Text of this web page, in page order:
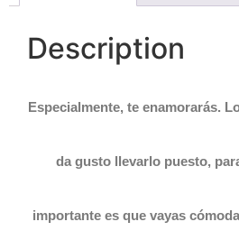
Description
Especialmente, te enamorarás.
da gusto llevarlo puesto,
importante es que vayas